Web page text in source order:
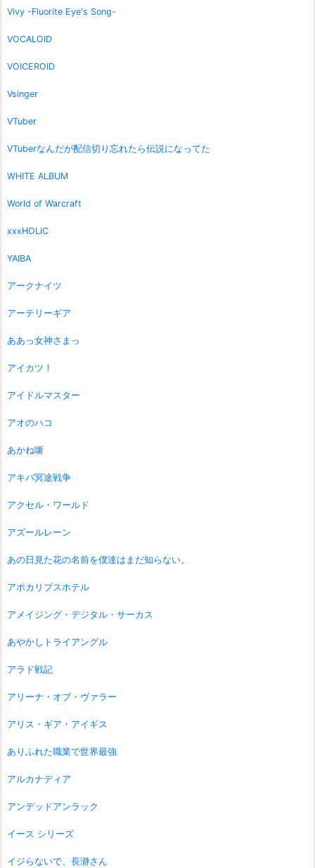
Vivy -Fluorite Eye's Song-
VOCALOID
VOICEROID
Vsinger
VTuber
VTuberなんだが配信切り忘れたら伝説になってた
WHITE ALBUM
World of Warcraft
xxxHOLiC
YAIBA
アークナイツ
アーテリーギア
ああっ女神さまっ
アイカツ！
アイドルマスター
アオのハコ
あかね噺
アキバ冥途戦争
アクセル・ワールド
アズールレーン
あの日見た花の名前を僕達はまだ知らない。
アポカリプスホテル
アメイジング・デジタル・サーカス
あやかしトライアングル
アラド戦記
アリーナ・オブ・ヴァラー
アリス・ギア・アイギス
ありふれた職業で世界最強
アルカナディア
アンデッドアンラック
イース シリーズ
イジらないで、長瀞さん